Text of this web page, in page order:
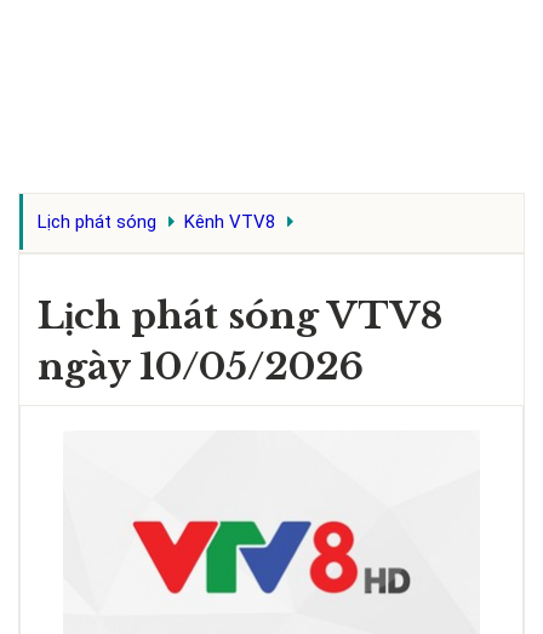
Lịch phát sóng Kênh VTV8
Lịch phát sóng VTV8
ngày 10/05/2026